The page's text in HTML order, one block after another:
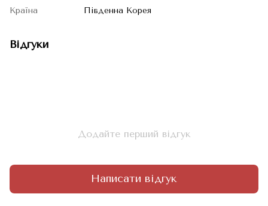
Країна
Південна Корея
Відгуки
Додайте перший відгук
Написати відгук